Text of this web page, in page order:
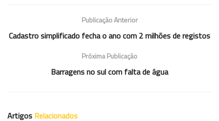
Publicação Anterior
Cadastro simplificado fecha o ano com 2 milhões de registos
Próxima Publicação
Barragens no sul com falta de água
Artigos Relacionados